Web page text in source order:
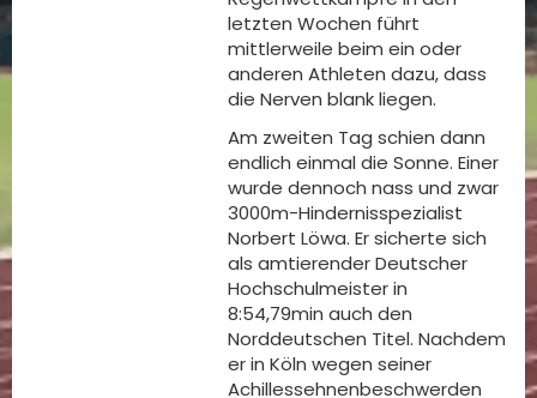
letzten Wochen führt
mittlerweile beim ein oder
anderen Athleten dazu, dass
die Nerven blank liegen.
Am zweiten Tag schien dann
endlich einmal die Sonne. Einer
wurde dennoch nass und zwar
3000m-Hindernisspezialist
Norbert Löwa. Er sicherte sich
als amtierender Deutscher
Hochschulmeister in
8:54,79min auch den
Norddeutschen Titel. Nachdem
er in Köln wegen seiner
Achillessehnenbeschwerden